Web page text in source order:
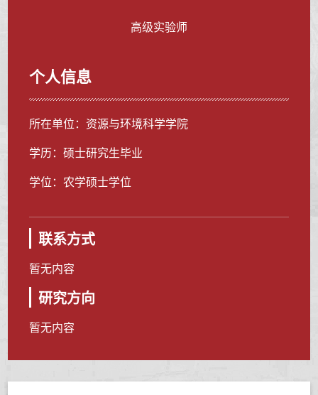
高级实验师
个人信息
所在单位：资源与环境科学学院
学历：硕士研究生毕业
学位：农学硕士学位
联系方式
暂无内容
研究方向
暂无内容